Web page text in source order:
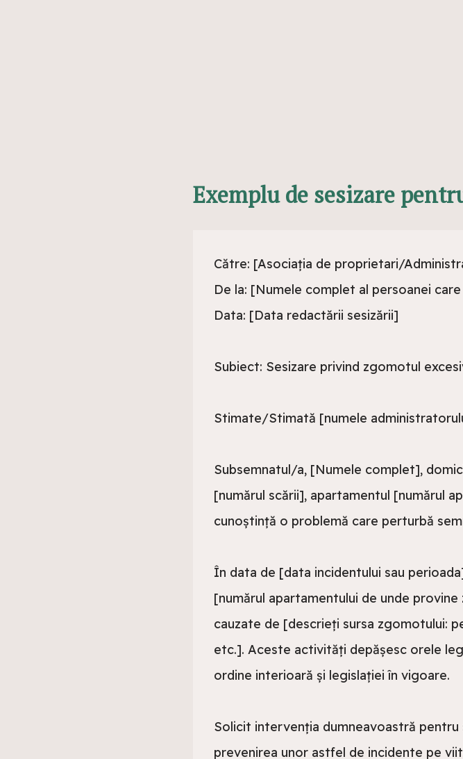
Exemplu de sesizare
Către: [Asociația de proprietari/
De la: [Numele complet al persoanei
Data: [Data redactării sesizării]
Subiect: Sesizare privind zgomotul
Stimate/Stimată [numele
Subsemnatul/a, [Numele complet],
[numărul scării], apartamentul [numărul
cunoștință o problemă care perturbă
În data de [data incidentului sau
[numărul apartamentului de unde
cauzate de [descrieți sursa zgomotului:
etc.]. Aceste activități depășesc orele
ordine interioară și legislației în vigoare.
Solicit intervenția dumneavoastră
prevenirea unor astfel de incidente pe